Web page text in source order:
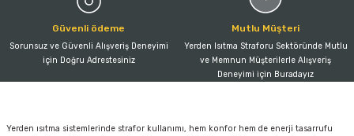
Güvenli ödeme
Sorunsuz ve Güvenli Alışveriş Deneyimi
için Doğru Adrestesiniz
Mutlu Müşteri
Yerden Isıtma Straforu Sektöründe Mutlu
ve Memnun Müşterilerle Alışveriş
Deneyimi için Buradayız
Yerden ısıtma sistemlerinde strafor kullanımı, hem konfor hem de enerji tasarrufu